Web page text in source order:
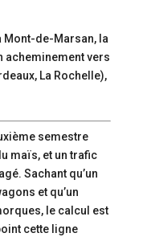
Mont-de-Marsan, la
vers
La Rochelle),
semestre
maïs, et un trafic
Sachant qu’un
et qu’un
le calcul est
cette ligne